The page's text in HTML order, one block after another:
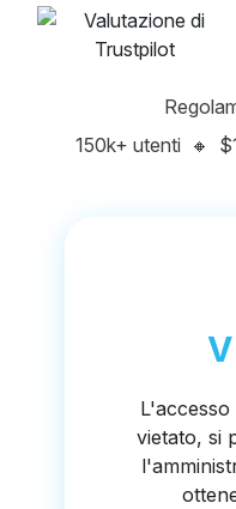
150k+ utenti 🔸